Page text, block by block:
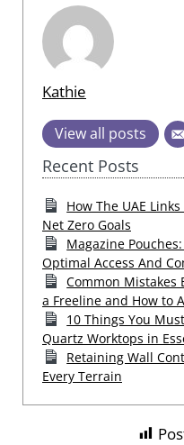
Kathie
View all posts
Recent Posts
How The UAE
Net Zero Goals
Magazine
Optimal Access And
Common Mistakes
a Freeline and How to
10 Things You
Quartz Worktops in
Retaining Wall
Every Terrain